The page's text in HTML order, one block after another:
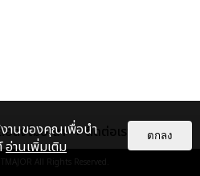
อลงโฆษณา ติดต่อเรา
All Rights Reserved.
งานของคุณเพื่อนำ
อ่านเพิ่มเติม
ตกลง